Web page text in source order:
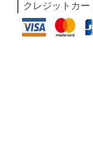
クレジットカー